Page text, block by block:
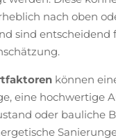
nach oben
sind entscheidend
können
eine hochwertige
oder bauliche